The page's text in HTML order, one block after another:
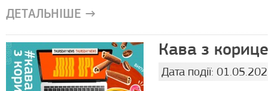
ДЕТАЛЬНІШЕ →
Кава з
Дата події: